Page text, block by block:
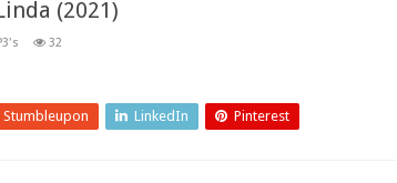
(2021)
32
Stumbleupon LinkedIn Pinterest